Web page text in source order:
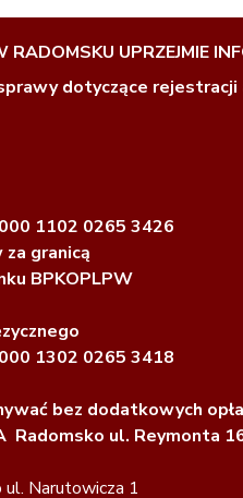
UPRZEJMIE
dotyczące
1102 0265 3426
granicą
BPKOPLPW
1302 0265 3418
bez dodatkowych
Radomsko ul. Reymonta
Narutowicza 1